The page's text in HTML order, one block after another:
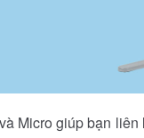
Micro giúp bạn